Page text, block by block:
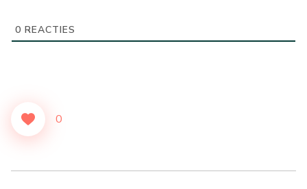
0 REACTIES
0